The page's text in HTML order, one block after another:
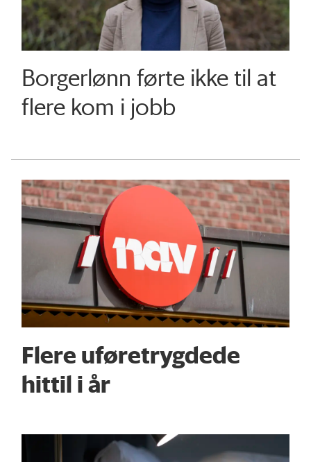
Borgerlønn førte ikke til at
flere kom i jobb
Flere uføre­trygdede
hittil i år